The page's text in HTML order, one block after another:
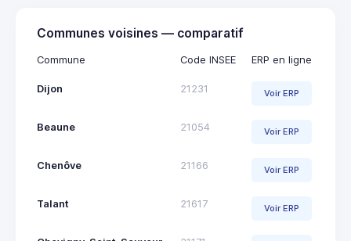
Communes voisines — comparatif
Commune Code INSEE ERP en ligne
Dijon 21231 Voir ERP
Beaune 21054 Voir ERP
Chenôve 21166 Voir ERP
Talant 21617 Voir ERP